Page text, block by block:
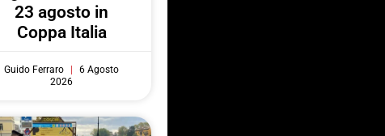
23 agosto in
Coppa Italia
Guido Ferraro
6 Agosto
2026